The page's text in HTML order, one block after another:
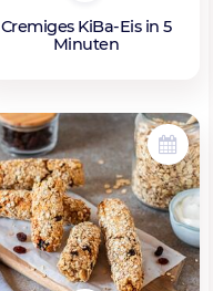
Cremiges KiBa-Eis in 5
Minuten